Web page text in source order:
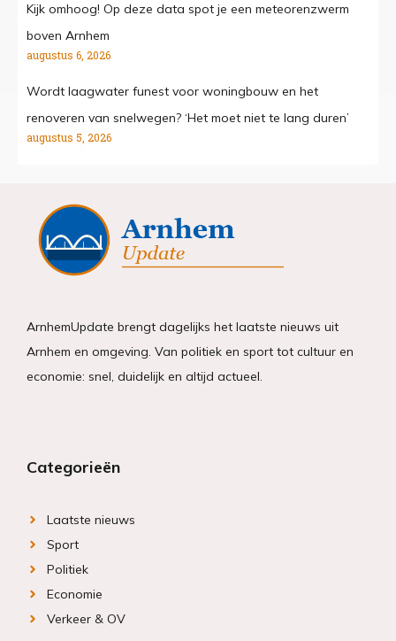
Kijk omhoog! Op deze data spot je een meteorenzwerm
boven Arnhem
augustus 6, 2026
Wordt laagwater funest voor woningbouw en het
renoveren van snelwegen? ‘Het moet niet te lang duren’
augustus 5, 2026
ArnhemUpdate brengt dagelijks het laatste nieuws uit
Arnhem en omgeving. Van politiek en sport tot cultuur en
economie: snel, duidelijk en altijd actueel.
Categorieën
Laatste nieuws
Sport
Politiek
Economie
Verkeer & OV